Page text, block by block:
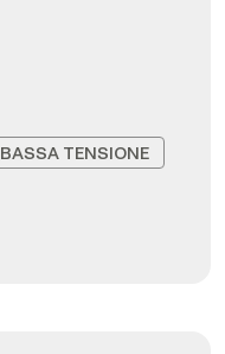
BASSA TENSIONE